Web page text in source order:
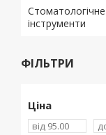
інструменти
ФІЛЬТРИ
Ціна